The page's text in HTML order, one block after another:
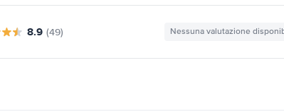
8.9 (49) Nessuna valutazione